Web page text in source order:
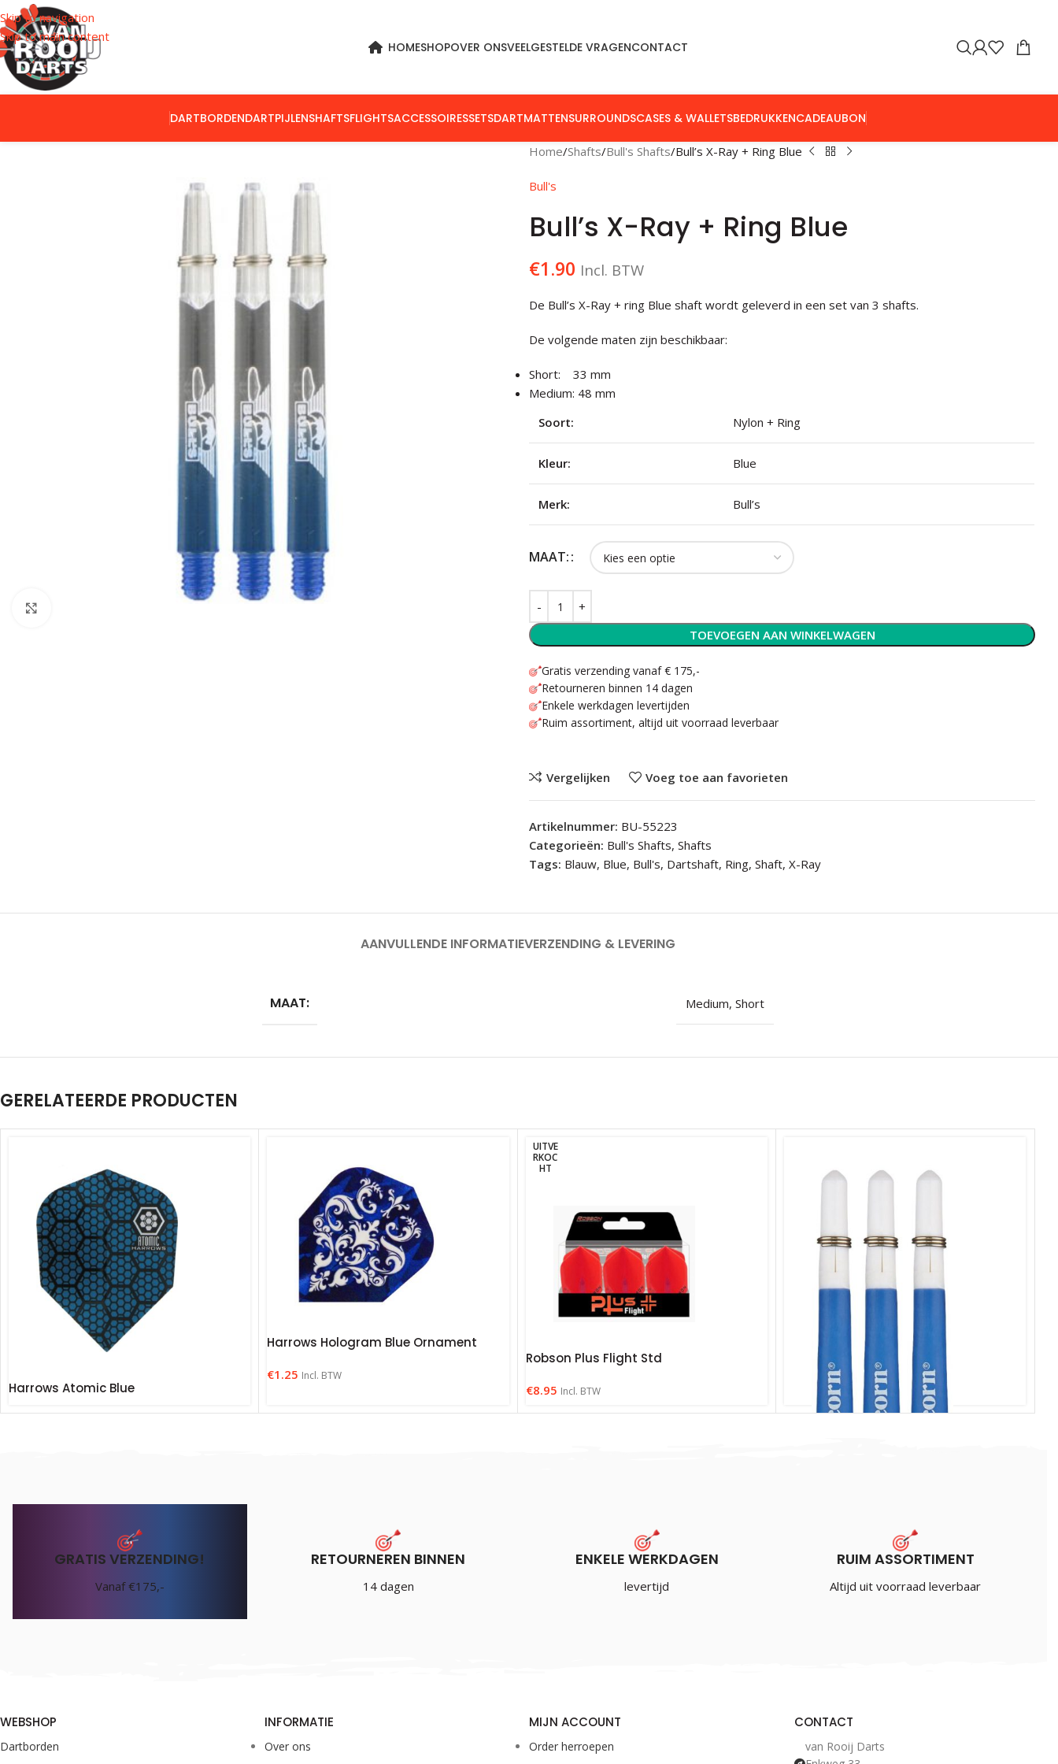
Skip to navigation
Skip to main content
HOMESHOPOVER ONSVEELGESTELDE VRAGENCONTACT
DARTBORDENDARTPIJLENSHAFTSFLIGHTSACCESSOIRESSETSDARTMATTENSURROUNDSCASES & WALLETSBEDRUKKENCADEAUBON
Home Shafts Bull's Shafts Bull’s X-Ray + Ring Blue
Bull's
Bull’s X-Ray + Ring Blue
€1.90 Incl. BTW
De Bull’s X-Ray + ring Blue shaft wordt geleverd in een set van 3 shafts.
De volgende maten zijn beschikbaar:
Short: 33 mm
Medium: 48 mm
Soort:
Nylon + Ring
Kleur: Blue
Merk: Bull’s
MAAT:
TOEVOEGEN AAN WINKELWAGEN
Gratis verzending vanaf € 175,-
Retourneren binnen 14 dagen
Enkele werkdagen levertijden
Ruim assortiment, altijd uit voorraad leverbaar
Vergelijken Voeg toe aan favorieten
Artikelnummer: BU-55223
Categorieën: Bull's Shafts, Shafts
Tags: Blauw, Blue, Bull's, Dartshaft, Ring, Shaft, X-Ray
AANVULLENDE INFORMATIEVERZENDING & LEVERING
MAAT: Medium, Short
GERELATEERDE PRODUCTEN
Harrows Atomic Blue
Harrows Hologram Blue Ornament
€1.25 Incl. BTW
UITVE
RKOC
HT
Robson Plus Flight Std
€8.95 Incl. BTW
Unicorn Gripper SoftFlex Blue
Incl. BTW
GRATIS VERZENDING!
Vanaf €175,-
RETOURNEREN BINNEN
14 dagen
ENKELE WERKDAGEN
levertijd
RUIM ASSORTIMENT
Altijd uit voorraad leverbaar
WEBSHOP
Dartborden
INFORMATIE
Over ons
MIJN ACCOUNT
Order herroepen
CONTACT
van Rooij Darts